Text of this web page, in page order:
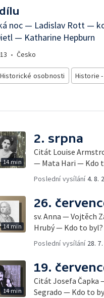
noc — Ladislav Rott —
— Katharine Hepburn
• Česko
Historické osobnosti Historie
14 min
2. srpna
Citát Louise
— Mata Hari — Kdo
Poslední vysílání4. 8.
14 min
26.
sv. Anna — Vojtěch
Hrubý — Kdo to byl?
Poslední vysílání 28.
14 min
19.
Citát Josefa Čapka
Segrado — Kdo to